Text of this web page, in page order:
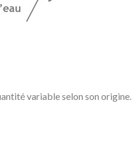
variable selon son origine.